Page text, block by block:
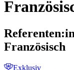
Französisch
Exklusiv